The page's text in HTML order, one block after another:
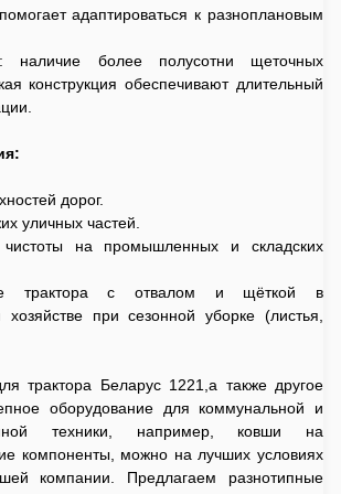
адаптироваться к разноплановым
наличие более полусотни щеточных
конструкция обеспечивают длительный
дорог.
уличных частей.
на промышленных и складских
трактора с отвалом и щёткой в
хозяйстве при сезонной уборке (листья,
трактора Беларус 1221,а также другое
оборудование для коммунальной и
техники, например, ковши на
компоненты, можно на лучших условиях
компании. Предлагаем разнотипные